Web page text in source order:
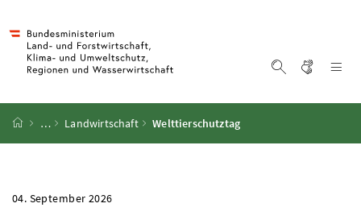
Startseite
… Landwirtschaft Welttierschutztag
04. September 2026